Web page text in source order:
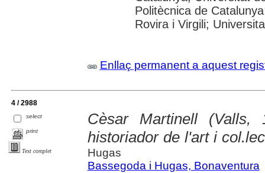
Politècnica de
Rovira i Virgili;
Enllaç permanent a aquest
4 / 2988
select
print
Text complet
Cèsar Martinell
historiador de l'art i
Hugas
Bassegoda i Hugas, Bonaventura